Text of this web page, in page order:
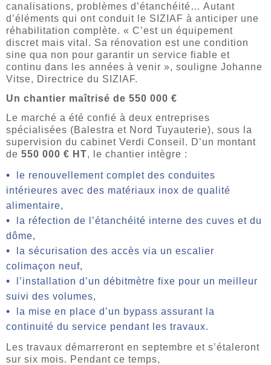
canalisations, problèmes d’étanchéité… Autant
d’éléments qui ont conduit le SIZIAF à anticiper une
réhabilitation complète. « C’est un équipement
discret mais vital. Sa rénovation est une condition
sine qua non pour garantir un service fiable et
continu dans les années à venir », souligne Johanne
Vitse, Directrice du SIZIAF.
Un chantier maîtrisé de 550 000 €
Le marché a été confié à deux entreprises
spécialisées (Balestra et Nord Tuyauterie), sous la
supervision du cabinet Verdi Conseil. D’un montant
de 550 000 € HT, le chantier intègre :
le renouvellement complet des conduites
intérieures avec des matériaux inox de qualité
alimentaire,
la réfection de l’étanchéité interne des cuves et du
dôme,
la sécurisation des accès via un escalier
colimaçon neuf,
l’installation d’un débitmètre fixe pour un meilleur
suivi des volumes,
la mise en place d’un bypass assurant la
continuité du service pendant les travaux.
Les travaux démarreront en septembre et s’étaleront
sur six mois. Pendant ce temps,